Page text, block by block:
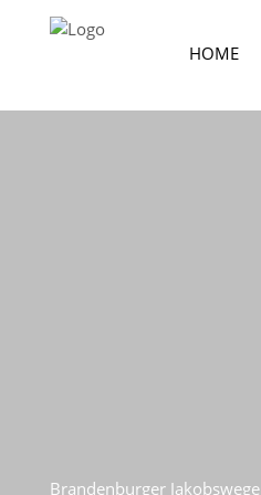
HOME
Brandenburger Jakobswege